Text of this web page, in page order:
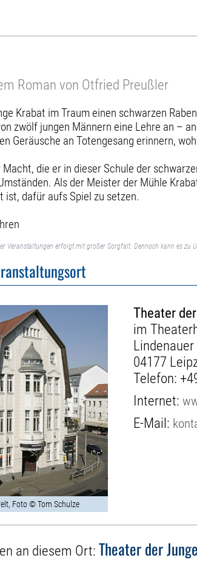
Roman von Otfried Preußler
Krabat im Traum einen schwarzen
zwölf jungen Männern eine Lehre an –
Geräusche an Totengesang erinnern,
die er in dieser Schule der
Als der Meister der Mühle
ist, dafür aufs Spiel zu setzen.
Veranstaltungen erfolgt mit großer Sorgfalt. Dennoch kann es
Foto © Tom Schulze
Theater
im
04177
Telefon:
Internet:
E-Mail:
an diesem Ort: Theater der